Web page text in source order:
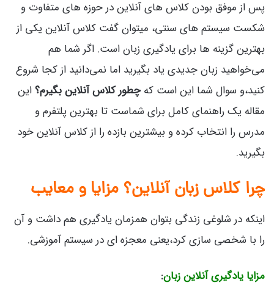
پس از موفق بودن کلاس های آنلاین در حوزه های متفاوت و
شکست سیستم های سنتی، میتوان گفت کلاس آنلاین یکی از
بهترین گزینه ها برای یادگیری زبان است. اگر شما هم
می‌خواهید زبان جدیدی یاد بگیرید اما نمی‌دانید از کجا شروع
کنید،و سوال شما این است کهچطور کلاس آنلاین بگیرم؟این
مقاله یک راهنمای کامل برای شماست تا بهترین پلتفرم و
مدرس را انتخاب کرده و بیشترین بازده را از کلاس آنلاین خود
بگیرید.
چرا کلاس زبان آنلاین؟ مزایا و معایب
اینکه در شلوغی زندگی بتوان همزمان یادگیری هم داشت و آن
را با شخصی سازی کرد،یعنی معجزه ای در سیستم آموزشی.
مزایا یادگیری آنلاین زبان: